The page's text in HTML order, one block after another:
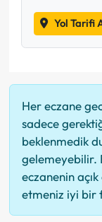
Yol Tarifi
Her eczane
sadece
beklenmedik
gelemeyebilir.
eczanenin
etmeniz iyi bir